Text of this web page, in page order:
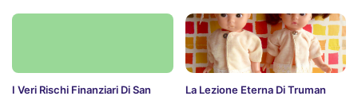
I Veri Rischi Finanziari Di San La Lezione Eterna Di Truman